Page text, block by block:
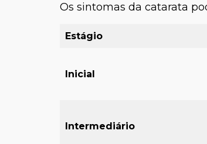
Os sintomas da catarata
Estágio
Inicial
Intermediário